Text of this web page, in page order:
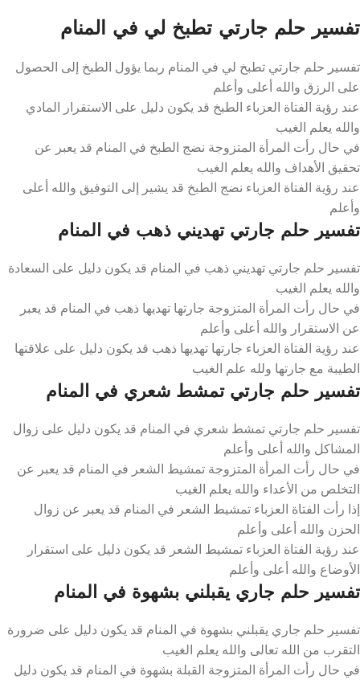
تفسير حلم جارتي تطبخ لي في المنام
تفسير حلم جارتي تطبخ لي في المنام ربما يؤول الطبخ إلى الحصول
على الرزق والله أعلى وأعلم
عند رؤية الفتاة العزباء الطبخ قد يكون دليل على الاستقرار المادي
والله يعلم الغيب
في حال رأت المرأة المتزوجة نضج الطبخ في المنام قد يعبر عن
تحقيق الأهداف والله يعلم الغيب
عند رؤية الفتاة العزباء نضج الطبخ قد يشير إلى التوفيق والله أعلى
وأعلم
تفسير حلم جارتي تهديني ذهب في المنام
تفسير حلم جارتي تهديني ذهب في المنام قد يكون دليل على السعادة
والله يعلم الغيب
في حال رأت المرأة المتزوجة جارتها تهديها ذهب في المنام قد يعبر
عن الاستقرار والله أعلى وأعلم
عند رؤية الفتاة العزباء جارتها تهديها ذهب قد يكون دليل على علاقتها
الطيبة مع جارتها ولله علم الغيب
تفسير حلم جارتي تمشط شعري في المنام
تفسير حلم جارتي تمشط شعري في المنام قد يكون دليل على زوال
المشاكل والله أعلى وأعلم
في حال رأت المرأة المتزوجة تمشيط الشعر في المنام قد يعبر عن
التخلص من الأعداء والله يعلم الغيب
إذا رأت الفتاة العزباء تمشيط الشعر في المنام قد يعبر عن زوال
الحزن والله أعلى وأعلم
عند رؤية الفتاة العزباء تمشيط الشعر قد يكون دليل على استقرار
الأوضاع والله أعلى وأعلم
تفسير حلم جاري يقبلني بشهوة في المنام
تفسير حلم جاري يقبلني بشهوة في المنام قد يكون دليل على ضرورة
التقرب من الله تعالى والله يعلم الغيب
في حال رأت المرأة المتزوجة القبلة بشهوة في المنام قد يكون دليل